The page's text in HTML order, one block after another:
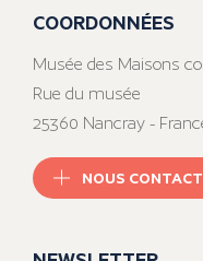
COORDONNÉES
Musée des Maisons
Rue du musée
25360 Nancray -
NOUS